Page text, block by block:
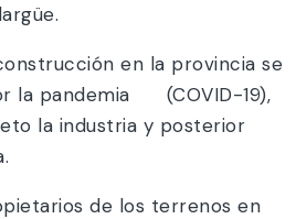
en la provincia se
la pandemia (COVID-19),
la industria y posterior
de los terrenos en